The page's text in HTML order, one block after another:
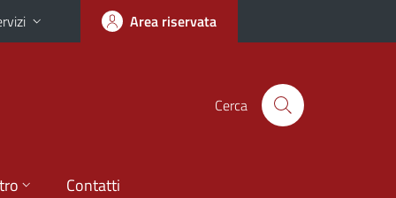
Area riservata
Cerca
Contatti